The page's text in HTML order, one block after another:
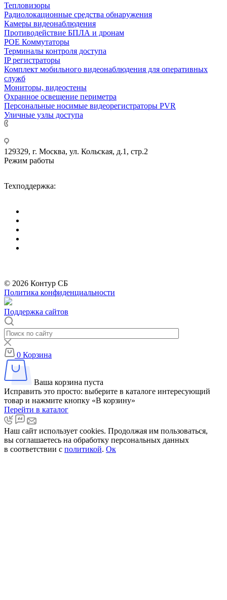
Тепловизоры
Радиолокационные средства обнаружения
Камеры видеонаблюдения
Противодействие БПЛА и дронам
РОЕ Коммутаторы
Терминалы контроля доступа
IP регистраторы
Комплект мобильного видеонаблюдения для оперативных
служб
Мониторы, видеостены
Охранное освещение периметра
Персональные носимые видеорегистраторы PVR
Уличные узлы доступа
129329, г. Москва, ул. Кольская, д.1, стр.2
Режим работы
Техподдержка:
© 2026 Контур СБ
Политика конфиденциальности
Поддержка сайтов
0 Корзина
Ваша корзина пуста
Исправить это просто: выберите в каталоге интересующий
товар и нажмите кнопку «В корзину»
Перейти в каталог
Наш сайт использует cookies. Продолжая им пользоваться,
вы соглашаетесь на обработку персональных данных
в соответствии с политикой. Ок